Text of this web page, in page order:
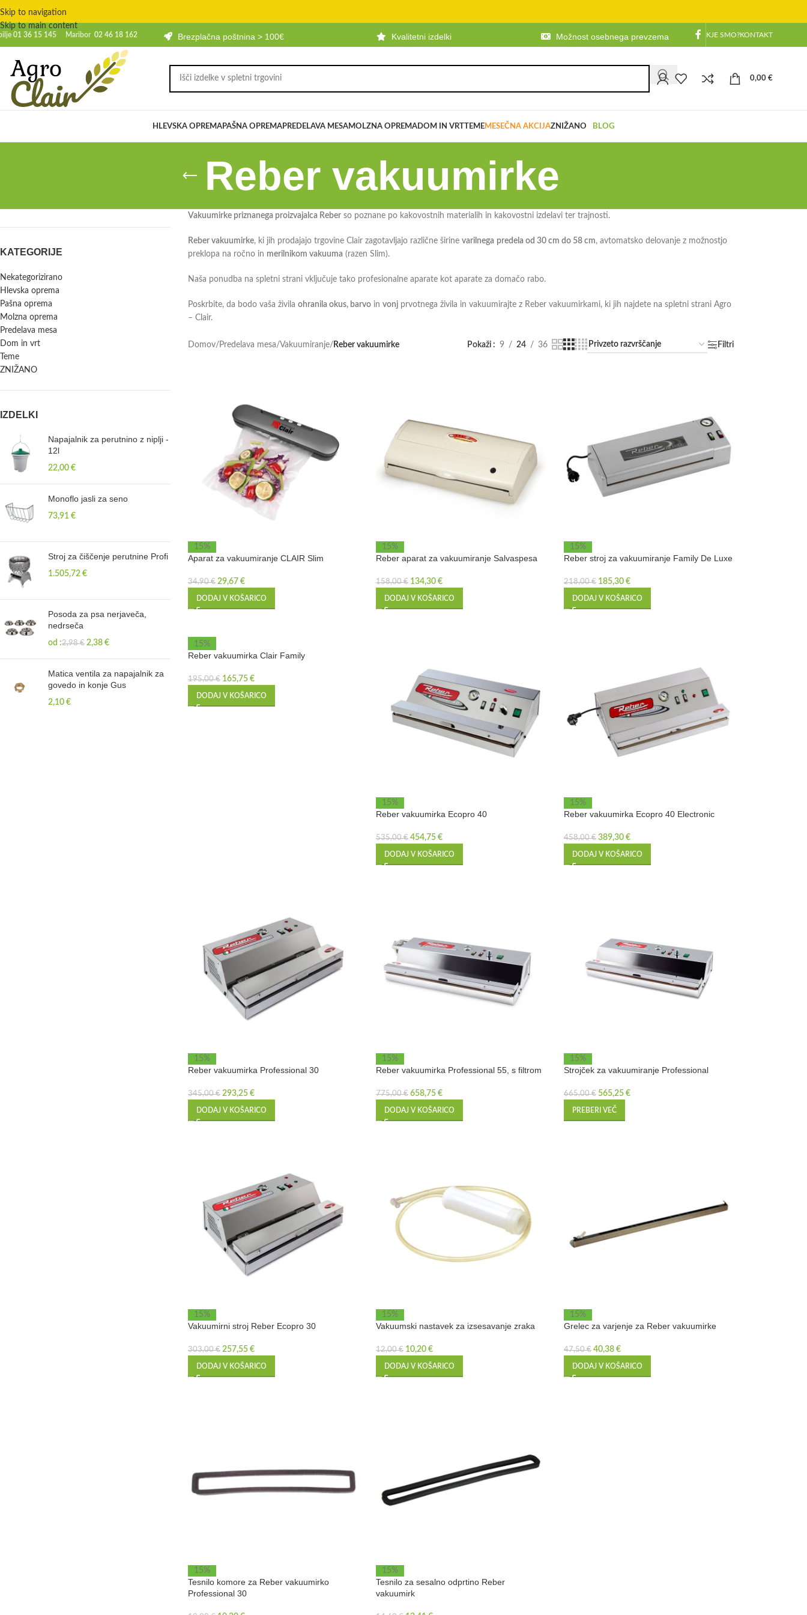
Skip to navigation
Skip to main content
01 36 15 145 Maribor 02 46 18 162 Brezplačna poštnina > 100€ Kvalitetni izdelki Možnost osebnega prevzema KJE SMO?KONTAKT
0,00 €
HLEVSKA OPREMAPAŠNA OPREMAPREDELAVA MESAMOLZNA OPREMADOM IN VRTTEMEMESEČNA AKCIJAZNIŽANO BLOG
Reber vakuumirke
KATEGORIJE
Nekategorizirano
Hlevska oprema
Pašna oprema
Molzna oprema
Predelava mesa
Dom in vrt
Teme
ZNIŽANO
IZDELKI
Napajalnik za perutnino z niplji -
12l
22,00 €
Monoflo jasli za seno
73,91 €
Stroj za čiščenje perutnine Profi
1.505,72 €
Posoda za psa nerjaveča,
nedrseča
od :2,98€ 2,38 €
Matica ventila za napajalnik za
govedo in konje Gus
2,10 €
Vakuumirke priznanega proizvajalca Reberso poznane po kakovostnih materialih in kakovostni izdelavi ter trajnosti.
Reber vakuumirke, ki jih prodajajo trgovine Clair zagotavljajo različne širine varilnega predela od 30 cm do 58 cm, avtomatsko delovanje z možnostjo
preklopa na ročno in merilnikom vakuuma(razen Slim).
Naša ponudba na spletni strani vključuje tako profesionalne aparate kot aparate za domačo rabo.
Poskrbite, da bodo vaša živila ohranila okus, barvoin vonjprvotnega živila in vakuumirajte z Reber vakuumirkami, ki jih najdete na spletni strani Agro
– Clair.
Domov/ Predelava mesa/Vakuumiranje/ Reber vakuumirke Pokaži 9 24 36 Filtri
15%
Aparat za vakuumiranje CLAIR Slim
34,90€ 29,67 €
DODAJ V KOŠARICO
15%
Reber aparat za vakuumiranje Salvaspesa
158,00€ 134,30 €
DODAJ V KOŠARICO
15%
Reber stroj za vakuumiranje Family De Luxe
218,00€ 185,30 €
DODAJ V KOŠARICO
15%
Reber vakuumirka Clair Family
195,00€ 165,75 €
DODAJ V KOŠARICO
15%
Reber vakuumirka Ecopro 40
535,00€ 454,75 €
DODAJ V KOŠARICO
15%
Reber vakuumirka Ecopro 40 Electronic
458,00€ 389,30 €
DODAJ V KOŠARICO
15%
Reber vakuumirka Professional 30
345,00€ 293,25 €
DODAJ V KOŠARICO
15%
Reber vakuumirka Professional 55, s filtrom
775,00€ 658,75 €
DODAJ V KOŠARICO
15%
Strojček za vakuumiranje Professional
665,00€ 565,25 €
PREBERI VEČ
15%
Vakuumirni stroj Reber Ecopro 30
303,00€ 257,55 €
DODAJ V KOŠARICO
15%
Vakuumski nastavek za izsesavanje zraka
12,00€ 10,20 €
DODAJ V KOŠARICO
15%
Grelec za varjenje za Reber vakuumirke
47,50€ 40,38 €
DODAJ V KOŠARICO
15%
Tesnilo komore za Reber vakuumirko
Professional 30
15%
Tesnilo za sesalno odprtino Reber
vakuumirk